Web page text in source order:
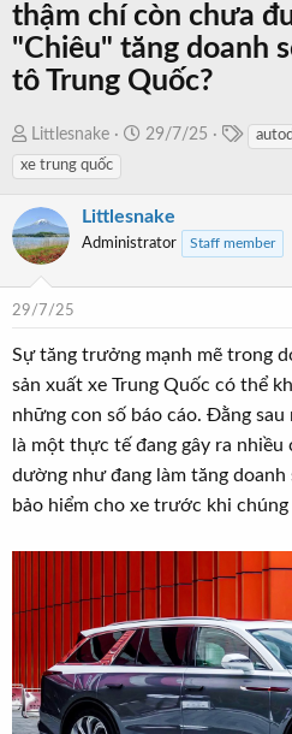
thậm chí còn chưa
"Chiêu" tăng doanh
tô Trung Quốc?
T
h
e
a
d
t
e
r
Littlesnake
N
y
b
t
29/7/25
xe trung quốc
Littlesnake
Administrator Staff member
29/7/25
Sự tăng trưởng mạnh mẽ trong
sản xuất xe Trung Quốc có thể
những con số báo cáo. Đằng
là một thực tế đang gây ra
dường như đang làm tăng doanh
bảo hiểm cho xe trước khi